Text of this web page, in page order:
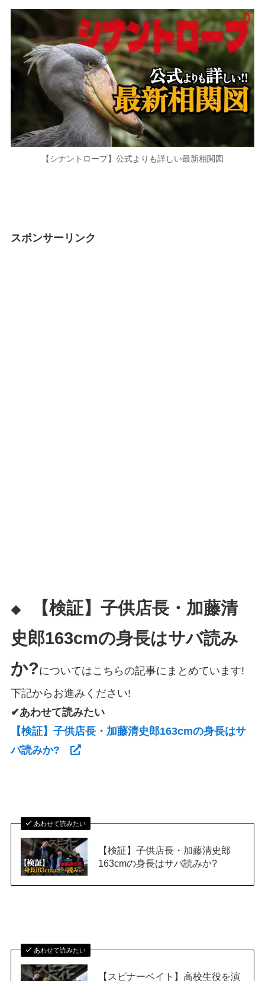
【シナントロープ】公式よりも詳しい最新相関図
スポンサーリンク
◆
【検証】子供店長・加藤清
史郎163cmの身長はサバ読み
か?についてはこちらの記事にまとめています!
下記からお進みください!
✔あわせて読みたい
【検証】子供店長・加藤清史郎163cmの身長はサ
バ読みか?
あわせて読みたい
【検証】子供店長・加藤清史郎
163cmの身長はサバ読みか?
あわせて読みたい
【スピナーベイト】高校生役を演